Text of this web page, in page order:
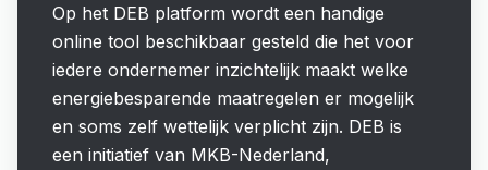
Op het DEB platform wordt een handige
online tool beschikbaar gesteld die het voor
iedere ondernemer inzichtelijk maakt welke
energiebesparende maatregelen er mogelijk
en soms zelf wettelijk verplicht zijn. DEB is
een initiatief van MKB-Nederland,